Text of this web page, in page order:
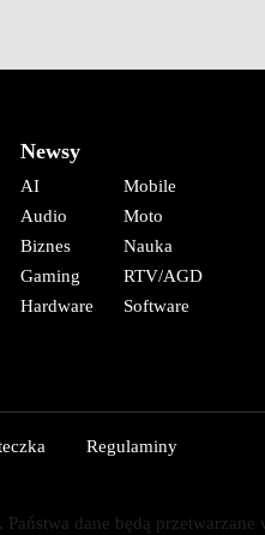
Newsy
AI
Audio
Biznes
Gaming
Hardware
Mobile
Moto
Nauka
RTV/AGD
Software
Regulaminy
dane będą